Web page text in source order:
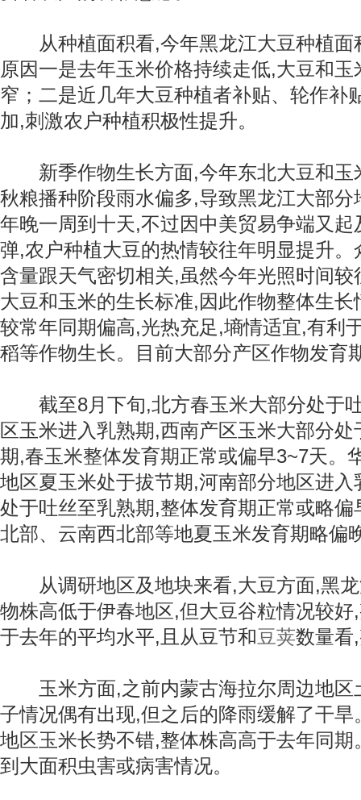
从种植面积看,今年黑龙江大豆种植面
原因一是去年玉米价格持续走低,大豆和
窄；二是近几年大豆种植者补贴、轮作补
加,刺激农户种植积极性提升。
新季作物生长方面,今年东北大豆和玉
秋粮播种阶段雨水偏多,导致黑龙江大部
年晚一周到十天,不过因中美贸易争端又
弹,农户种植大豆的热情较往年明显提升
含量跟天气密切相关,虽然今年光照时间
大豆和玉米的生长标准,因此作物整体生
较常年同期偏高,光热充足,墒情适宜,有利
稻等作物生长。目前大部分产区作物发育
截至8月下旬,北方春玉米大部分处于
区玉米进入乳熟期,西南产区玉米大部分
期,春玉米整体发育期正常或偏早3~7天。
地区夏玉米处于拔节期,河南部分地区进
处于吐丝至乳熟期,整体发育期正常或略
北部、云南西北部等地夏玉米发育期略偏
从调研地区及地块来看,大豆方面,黑龙
物株高低于伊春地区,但大豆谷粒情况较
于去年的平均水平,且从豆节和豆荚数量看
玉米方面,之前内蒙古海拉尔周边地区
子情况偶有出现,但之后的降雨缓解了干
地区玉米长势不错,整体株高高于去年同
到大面积虫害或病害情况。